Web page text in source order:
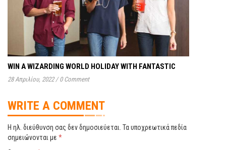
WIN A WIZARDING WORLD HOLIDAY WITH FANTASTIC
28 Απριλίου, 2022 / 0 Comment
WRITE A COMMENT
Η ηλ. διεύθυνση σας δεν δημοσιεύεται. Τα υποχρεωτικά πεδία
σημειώνονται με *